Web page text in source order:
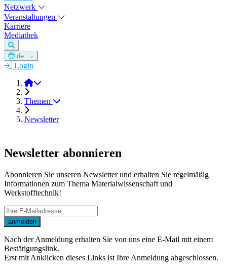
Netzwerk
Veranstaltungen
Karriere
Mediathek
de
Login
DGM e.V.
Themen
Newsletter
Newsletter abonnieren
Abonnieren Sie unseren Newsletter und erhalten Sie regelmäßig
Informationen zum Thema Materialwissenschaft und
Werkstofftechnik!
E-mail
anmelden
Nach der Anmeldung erhalten Sie von uns eine E-Mail mit einem
Bestätigungslink.
Erst mit Anklicken dieses Links ist Ihre Anmeldung abgeschlossen.